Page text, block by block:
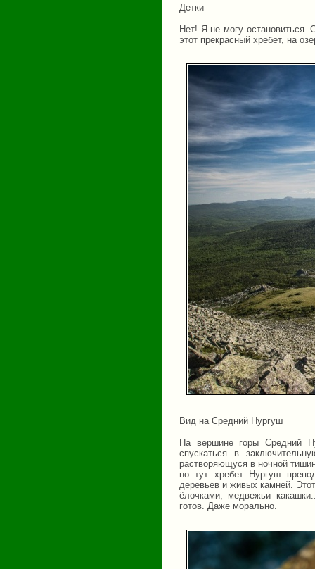
Детки
Нет! Я не могу остановиться.
этот прекрасный хребет, на
Вид на Средний Нургуш
На вершине горы Средний
спускаться в
растворяющуся в ночной
но тут хребет Нургуш
деревьев и живых камней.
ёлочками, медвежьи
готов. Даже морально.